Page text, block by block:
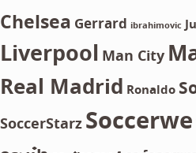
Chelsea Gerrard ibrahimovic
Liverpool Man City
Real Madrid Ronaldo
SoccerStarzSoccerwe